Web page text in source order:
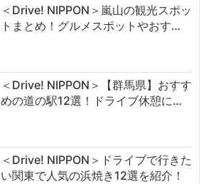
＜Drive! NIPPON＞嵐山の観光スポッ
トまとめ！グルメスポットやおす…
＜Drive! NIPPON＞【群馬県】おすす
めの道の駅12選！ドライブ休憩に…
＜Drive! NIPPON＞ドライブで行きた
い関東で人気の浜焼き12選を紹介！